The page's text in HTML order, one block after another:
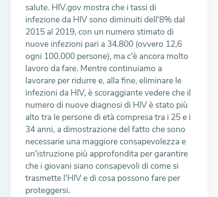
salute. HIV.gov mostra che i tassi di
infezione da HIV sono diminuiti dell'8% dal
2015 al 2019, con un numero stimato di
nuove infezioni pari a 34.800 (ovvero 12,6
ogni 100.000 persone), ma c'è ancora molto
lavoro da fare. Mentre continuiamo a
lavorare per ridurre e, alla fine, eliminare le
infezioni da HIV, è scoraggiante vedere che il
numero di nuove diagnosi di HIV è stato più
alto tra le persone di età compresa tra i 25 e i
34 anni, a dimostrazione del fatto che sono
necessarie una maggiore consapevolezza e
un'istruzione più approfondita per garantire
che i giovani siano consapevoli di come si
trasmette l'HIV e di cosa possono fare per
proteggersi.